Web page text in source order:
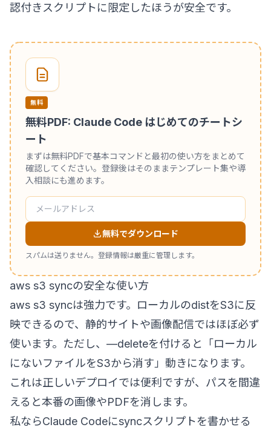
認付きスクリプトに限定したほうが安全です。
無料
無料PDF: Claude Code はじめてのチートシ
ート
まずは無料PDFで基本コマンドと最初の使い方をまとめて
確認してください。登録後はそのままテンプレート集や導
入相談にも進めます。
無料でダウンロード
スパムは送りません。登録情報は厳重に管理します。
aws s3 syncの安全な使い方
aws s3 syncは強力です。ローカルのdistをS3に反
映できるので、静的サイトや画像配信ではほぼ必ず
使います。ただし、—deleteを付けると「ローカル
にないファイルをS3から消す」動きになります。
これは正しいデプロイでは便利ですが、パスを間違
えると本番の画像やPDFを消します。
私ならClaude Codeにsyncスクリプトを書かせる